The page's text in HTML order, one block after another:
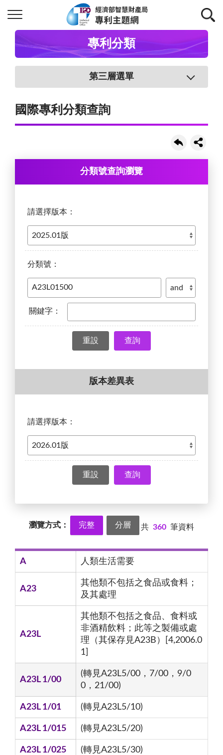
專利分類
第三層選單
國際專利分類查詢
分類號查詢瀏覽
請選擇版本：
分類號：
關鍵字：
查詢
版本差異表
請選擇版本：
查詢
瀏覽方式： 完整 分層 共 360 筆資料
A 人類生活需要
A23
其他類不包括之食品或食料；
及其處理
A23L
其他類不包括之食品、食料或
非酒精飲料；此等之製備或處
理（其保存見A23B）[4,2006.0
1]
A23L 1/00
(轉見A23L5/00，7/00，9/0
0，21/00)
A23L 1/01 (轉見A23L5/10)
A23L 1/015 (轉見A23L5/20)
A23L 1/025 (轉見A23L5/30)